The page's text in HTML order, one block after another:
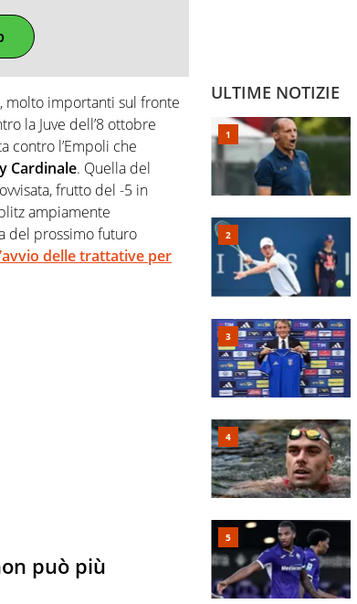
molto importanti sul fronte
la Juve dell’8 ottobre
contro l’Empoli che
Cardinale. Quella del
frutto del -5 in
ampiamente
del prossimo futuro
delle trattative per
può più
ULTIME NOTIZIE